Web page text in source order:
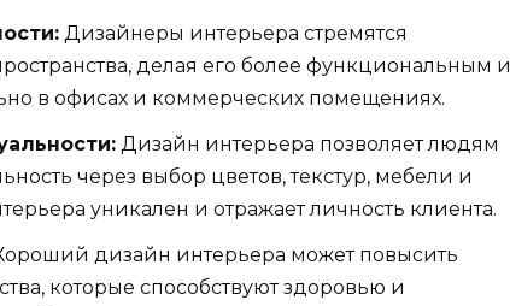
Дизайнеры интерьера стремятся
делая его более функциональным и
в офисах и коммерческих помещениях.
Дизайн интерьера позволяет людям
через выбор цветов, текстур, мебели и
уникален и отражает личность клиента.
дизайн интерьера может повысить
которые способствуют здоровью и